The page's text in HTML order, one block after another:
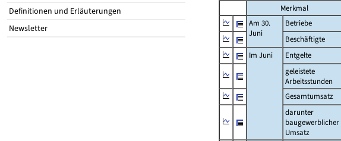
Definitionen und Erläuterungen
Newsletter
Merkmal
Am 30.
Juni
Betriebe
Beschäftigte
Im Juni
Entgelte
geleistete
Arbeitsstunden
Gesamtumsatz
darunter
baugewerblicher
Umsatz